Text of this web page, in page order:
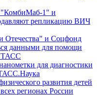
1" и
репликацию ВИЧ
Отечества" и Соцфонд
данными для помощи
ТАСС
для диагностики
развития детей
регионах России